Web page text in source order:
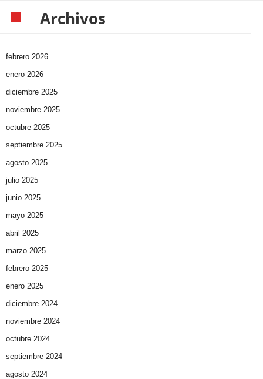
Archivos
febrero 2026
enero 2026
diciembre 2025
noviembre 2025
octubre 2025
septiembre 2025
agosto 2025
julio 2025
junio 2025
mayo 2025
abril 2025
marzo 2025
febrero 2025
enero 2025
diciembre 2024
noviembre 2024
octubre 2024
septiembre 2024
agosto 2024